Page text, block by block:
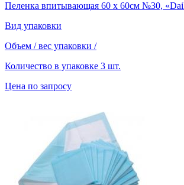
Пеленка впитывающая 60 х 60см №30,
Вид упаковки
Объем / вес упаковки /
Количество в упаковке 3 шт.
Цена по запросу